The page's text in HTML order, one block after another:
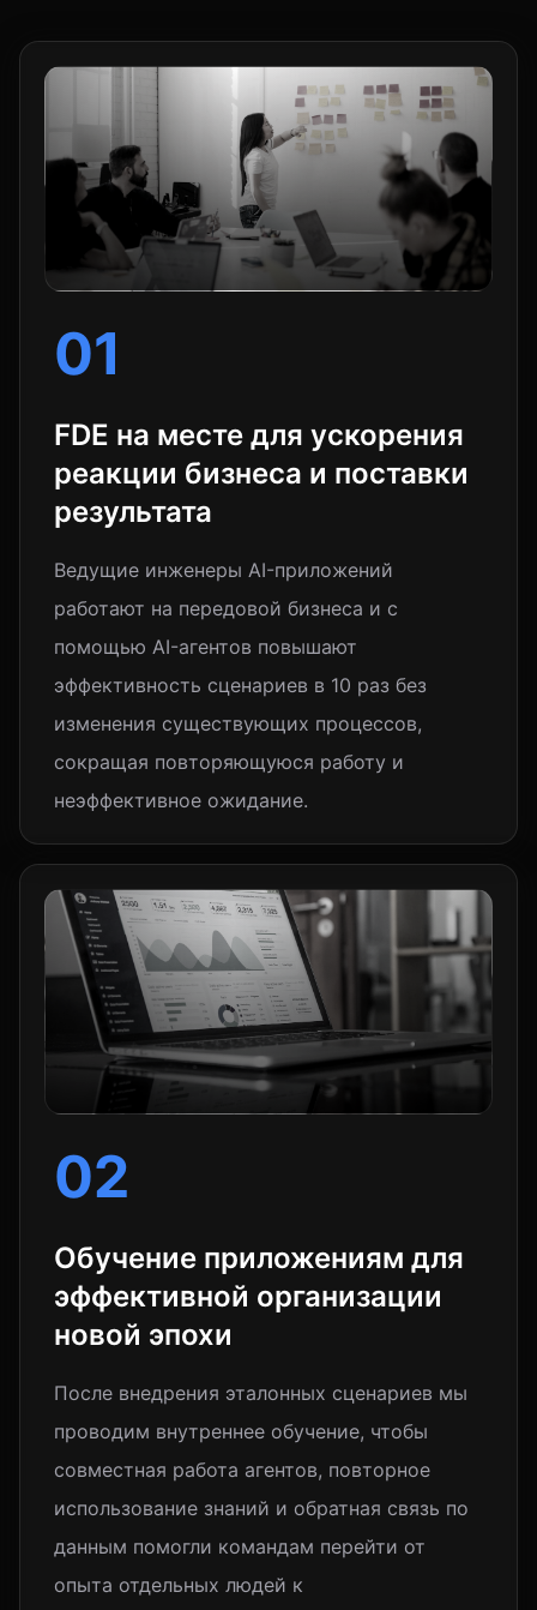
01
FDE на месте для ускорения
реакции бизнеса и поставки
результата
Ведущие инженеры AI-приложений
работают на передовой бизнеса и с
помощью AI-агентов повышают
эффективность сценариев в 10 раз без
изменения существующих процессов,
сокращая повторяющуюся работу и
неэффективное ожидание.
02
Обучение приложениям для
эффективной организации
новой эпохи
После внедрения эталонных сценариев мы
проводим внутреннее обучение, чтобы
совместная работа агентов, повторное
использование знаний и обратная связь по
данным помогли командам перейти от
опыта отдельных людей к